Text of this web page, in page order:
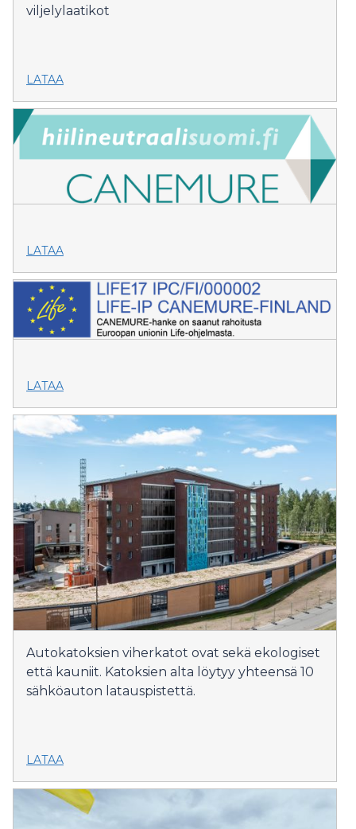
viljelylaatikot
LATAA
LATAA
LATAA
Autokatoksien viherkatot ovat sekä ekologiset
että kauniit. Katoksien alta löytyy yhteensä 10
sähköauton latauspistettä.
LATAA